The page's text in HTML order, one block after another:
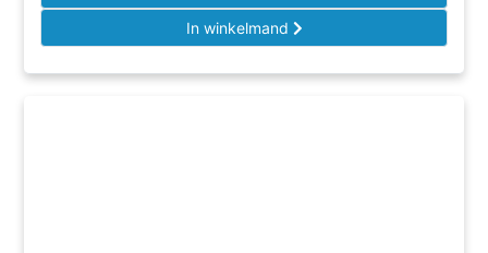
In winkelmand